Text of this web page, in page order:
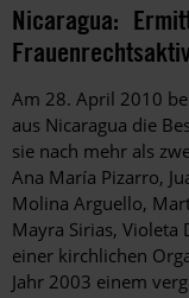
Nicaragua:
Am 28. April 2010
aus Nicaragua die
sie nach mehr als
Ana María Pizarro,
Molina Arguello,
Mayra Sirias, Violeta
einer kirchlichen
Jahr 2003 einem